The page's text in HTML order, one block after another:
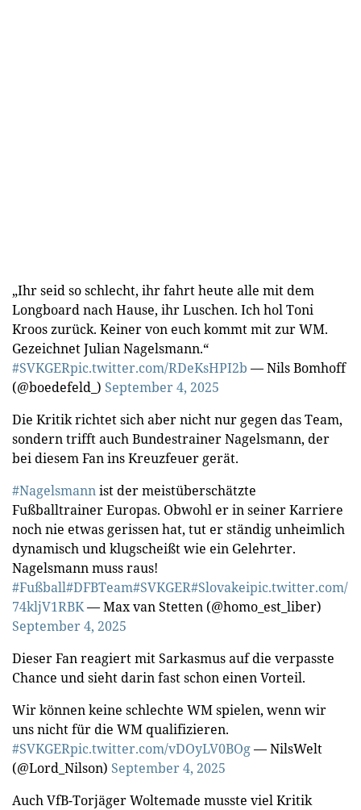
„Ihr seid so schlecht, ihr fahrt heute alle mit dem
Longboard nach Hause, ihr Luschen. Ich hol Toni
Kroos zurück. Keiner von euch kommt mit zur WM.
Gezeichnet Julian Nagelsmann.“
#SVKGERpic.twitter.com/RDeKsHPI2b — Nils Bomhoff
(@boedefeld_) September 4, 2025
Die Kritik richtet sich aber nicht nur gegen das Team,
sondern trifft auch Bundestrainer Nagelsmann, der
bei diesem Fan ins Kreuzfeuer gerät.
#Nagelsmannist der meistüberschätzte
Fußballtrainer Europas. Obwohl er in seiner Karriere
noch nie etwas gerissen hat, tut er ständig unheimlich
dynamisch und klugscheißt wie ein Gelehrter.
Nagelsmann muss raus!
#Fußball#DFBTeam#SVKGER#Slovakeipic.twitter.com/
74kljV1RBK— Max van Stetten (@homo_est_liber)
September 4, 2025
Dieser Fan reagiert mit Sarkasmus auf die verpasste
Chance und sieht darin fast schon einen Vorteil.
Wir können keine schlechte WM spielen, wenn wir
uns nicht für die WM qualifizieren.
#SVKGERpic.twitter.com/vDOyLV0BOg— NilsWelt
(@Lord_Nilson) September 4, 2025
Auch VfB-Torjäger Woltemade musste viel Kritik